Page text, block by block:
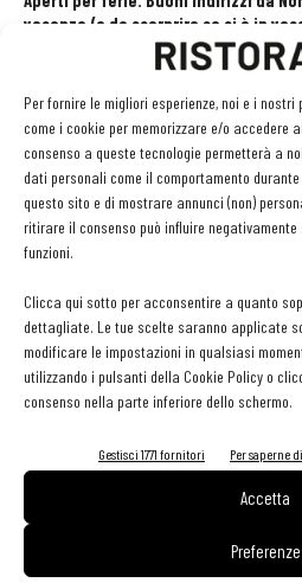
Per fornire le migliori esperienze, noi e i
come i cookie per memorizzare e/o accedere
consenso a queste tecnologie permetterà a
dati personali come il comportamento
questo sito e di mostrare annunci (non)
ritirare il consenso può influire
funzioni.
Clicca qui sotto per acconsentire a quanto
dettagliate. Le tue scelte saranno applicate
modificare le impostazioni in qualsiasi
utilizzando i pulsanti della Cookie Policy o
consenso nella parte inferiore dello schermo.
Gestisci 1771 fornitori Per saperne
Accetta
Preferenze
vacanze (o da scorprire se si è in
Pos, compagni di gestione. Le
8 Luglio 2026
EDICOLA WEB